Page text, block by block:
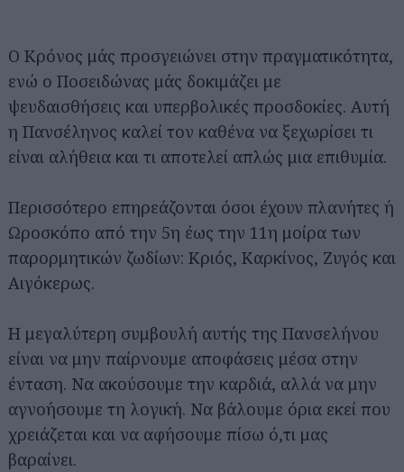
Ο Κρόνος μάς προσγειώνει στην πραγματικότητα,
ενώ ο Ποσειδώνας μάς δοκιμάζει με
ψευδαισθήσεις και υπερβολικές προσδοκίες. Αυτή
η Πανσέληνος καλεί τον καθένα να ξεχωρίσει τι
είναι αλήθεια και τι αποτελεί απλώς μια επιθυμία.
Περισσότερο επηρεάζονται όσοι έχουν πλανήτες ή
Ωροσκόπο από την 5η έως την 11η μοίρα των
παρορμητικών ζωδίων: Κριός, Καρκίνος, Ζυγός και
Αιγόκερως.
Η μεγαλύτερη συμβουλή αυτής της Πανσελήνου
είναι να μην παίρνουμε αποφάσεις μέσα στην
ένταση. Να ακούσουμε την καρδιά, αλλά να μην
αγνοήσουμε τη λογική. Να βάλουμε όρια εκεί που
χρειάζεται και να αφήσουμε πίσω ό,τι μας
βαραίνει.